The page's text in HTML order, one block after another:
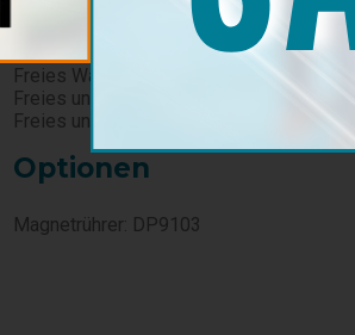
Produktcode
Freies Wasser-Modus: WT9028
Freies und gelöstes Wasser-Modus:
Freies und gelöstes Wasser-Modus (mit
Optionen
Magnetrührer: DP9103